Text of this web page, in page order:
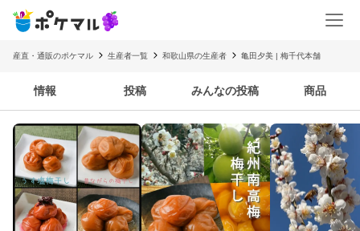
産直・通販のポケマル 生産者一覧 和歌山県の生産者 亀田夕美 | 梅千代本舗
情報 投稿 みんなの投稿 商品